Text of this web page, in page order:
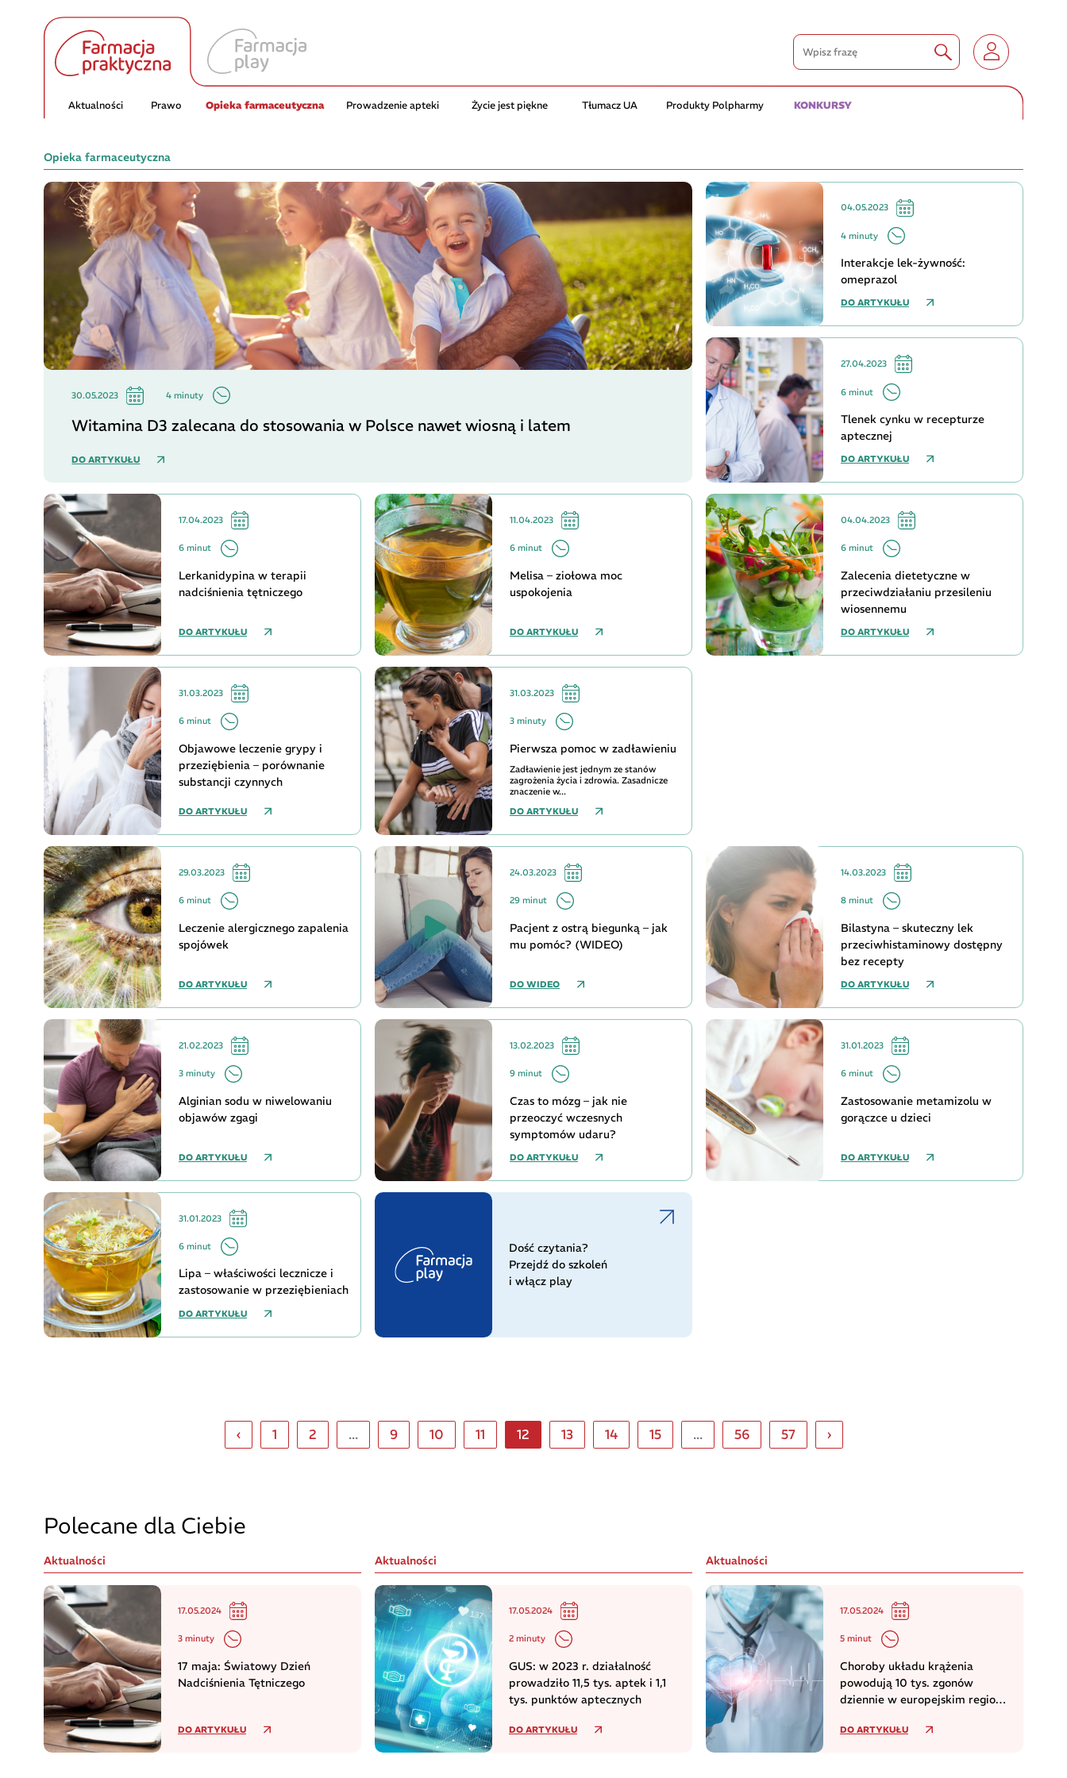
Aktualności Prawo Opieka farmaceutyczna Prowadzenie apteki Życie jest piękne Tłumacz UA Produkty Polpharmy KONKURSY
Opieka farmaceutyczna
30.05.2023 4 minuty
Witamina D3 zalecana do stosowania w Polsce nawet wiosną i latem
DO ARTYKUŁU
04.05.2023
4 minuty
Interakcje lek-żywność:
omeprazol
DO ARTYKUŁU
27.04.2023
6 minut
Tlenek cynku w recepturze
aptecznej
DO ARTYKUŁU
17.04.2023
6 minut
Lerkanidypina w terapii
nadciśnienia tętniczego
DO ARTYKUŁU
11.04.2023
6 minut
Melisa – ziołowa moc
uspokojenia
DO ARTYKUŁU
04.04.2023
6 minut
Zalecenia dietetyczne w
przeciwdziałaniu przesileniu
wiosennemu
DO ARTYKUŁU
31.03.2023
6 minut
Objawowe leczenie grypy i
przeziębienia – porównanie
substancji czynnych
DO ARTYKUŁU
31.03.2023
3 minuty
Pierwsza pomoc w zadławieniu
Zadławienie jest jednym ze stanów
zagrożenia życia i zdrowia. Zasadnicze
znaczenie w...
DO ARTYKUŁU
29.03.2023
6 minut
Leczenie alergicznego zapalenia
spojówek
DO ARTYKUŁU
24.03.2023
29 minut
Pacjent z ostrą biegunką – jak
mu pomóc? (WIDEO)
DO WIDEO
14.03.2023
8 minut
Bilastyna – skuteczny lek
przeciwhistaminowy dostępny
bez recepty
DO ARTYKUŁU
21.02.2023
3 minuty
Alginian sodu w niwelowaniu
objawów zgagi
DO ARTYKUŁU
13.02.2023
9 minut
Czas to mózg – jak nie
przeoczyć wczesnych
symptomów udaru?
DO ARTYKUŁU
31.01.2023
6 minut
Zastosowanie metamizolu w
gorączce u dzieci
DO ARTYKUŁU
31.01.2023
6 minut
Lipa – właściwości lecznicze i
zastosowanie w przeziębieniach
DO ARTYKUŁU
Dość czytania?
Przejdź do szkoleń
i włącz play
‹ 1 2 ... 9 10 11 12 13 14 15 ... 56 57 ›
Polecane dla Ciebie
Aktualności
17.05.2024
3 minuty
17 maja: Światowy Dzień
Nadciśnienia Tętniczego
DO ARTYKUŁU
Aktualności
17.05.2024
2 minuty
GUS: w 2023 r. działalność
prowadziło 11,5 tys. aptek i 1,1
tys. punktów aptecznych
DO ARTYKUŁU
Aktualności
17.05.2024
5 minut
Choroby układu krążenia
powodują 10 tys. zgonów
dziennie w europejskim regionie
DO ARTYKUŁU